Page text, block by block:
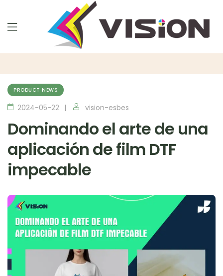
PRODUCT NEWS
2024-05-22 vision-esbes
Dominando el arte de una
aplicación de film DTF
impecable